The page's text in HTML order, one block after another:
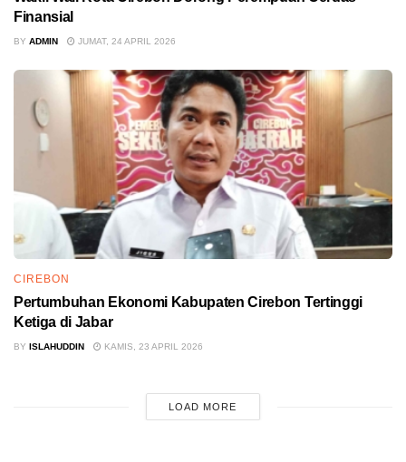
Finansial
BY ADMIN JUMAT, 24 APRIL 2026
CIREBON
Pertumbuhan Ekonomi Kabupaten Cirebon Tertinggi
Ketiga di Jabar
BY ISLAHUDDIN KAMIS, 23 APRIL 2026
LOAD MORE